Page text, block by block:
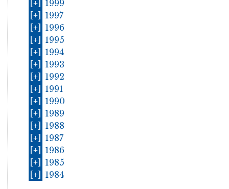
[+]
1999
[+]
1997
[+]
1996
[+]
1995
[+]
1994
[+]
1993
[+]
1992
[+]
1991
[+]
1990
[+]
1989
[+]
1988
[+]
1987
[+]
1986
[+]
1985
[+]
1984